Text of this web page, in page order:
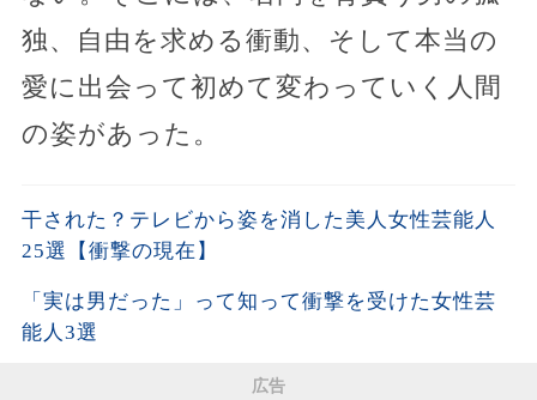
独、自由を求める衝動、そして本当の
愛に出会って初めて変わっていく人間
の姿があった。
干された？テレビから姿を消した美人女性芸能人
25選【衝撃の現在】
「実は男だった」って知って衝撃を受けた女性芸
能人3選
広告